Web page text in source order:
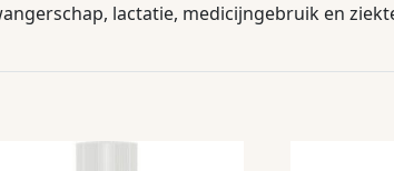
lactatie, medicijngebruik en